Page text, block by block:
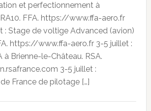
et perfectionnement à
FFA. https://www.ffa-aero.fr
: Stage de voltige Advanced (avion)
https://www.ffa-aero.fr 3-5 juillet :
à Brienne-le-Château. RSA.
3-5 juillet :
France de pilotage […]